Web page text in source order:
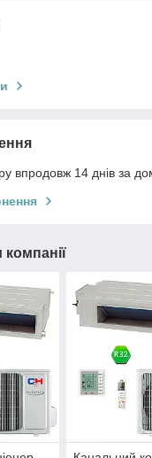
впродовж 14 днів за
компанії